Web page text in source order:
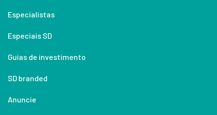
Especialistas
Especiais SD
Guias de investimento
SD branded
Anuncie